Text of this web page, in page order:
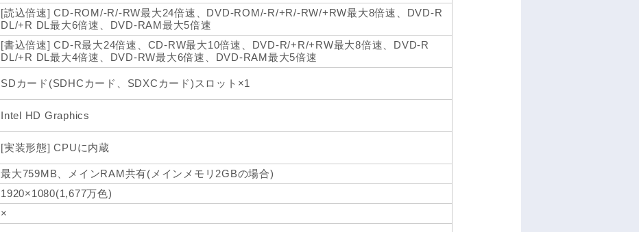
[読込倍速] CD-ROM/-R/-RW最大24倍速、DVD-ROM/-R/+R/-RW/+RW最大8倍速、DVD-R
DL/+R DL最大6倍速、DVD-RAM最大5倍速
[書込倍速] CD-R最大24倍速、CD-RW最大10倍速、DVD-R/+R/+RW最大8倍速、DVD-R
DL/+R DL最大4倍速、DVD-RW最大6倍速、DVD-RAM最大5倍速
SDカード(SDHCカード、SDXCカード)スロット×1
Intel HD Graphics
[実装形態] CPUに内蔵
最大759MB、メインRAM共有(メインメモリ2GBの場合)
1920×1080(1,677万色)
×